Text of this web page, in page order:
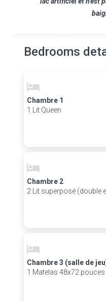
Bedrooms
Chambre 1
1 Lit Queen
Chambre 2
2 Lit superposé (double
Chambre 3 (salle de
1 Matelas 48x72 pouces